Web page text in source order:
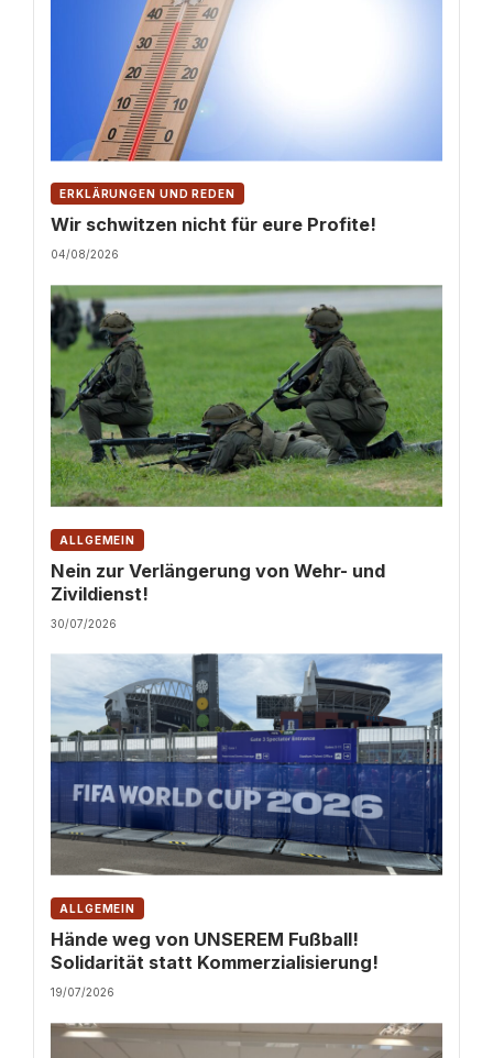
ERKLÄRUNGEN UND REDEN
Wir schwitzen nicht für eure Profite!
04/08/2026
ALLGEMEIN
Nein zur Verlängerung von Wehr- und
Zivildienst!
30/07/2026
ALLGEMEIN
Hände weg von UNSEREM Fußball!
Solidarität statt Kommerzialisierung!
19/07/2026